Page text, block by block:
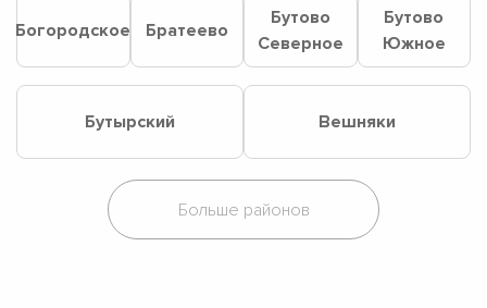
Богородское Братеево
Бутово
Северное
Бутово
Южное
Бутырский Вешняки